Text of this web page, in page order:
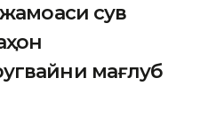
сув
мағлуб